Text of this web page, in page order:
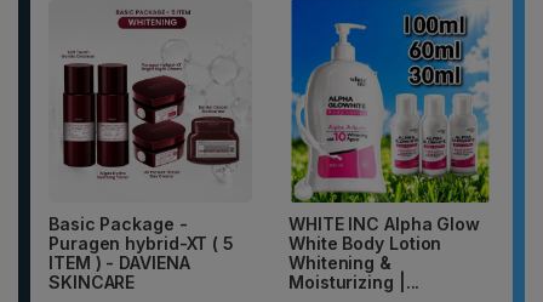
Basic Package -
Puragen hybrid-XT ( 5
ITEM ) - DAVIENA
SKINCARE
WHITE INC Alpha Glow
White Body Lotion
Whitening &
Moisturizing |...